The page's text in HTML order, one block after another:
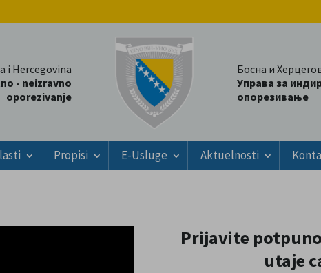
i Hercegovina
- neizravno
oporezivanje
Босна и
Управа за
опорезивање
Propisi E-Usluge Aktuelnosti
Prijavite
utaje